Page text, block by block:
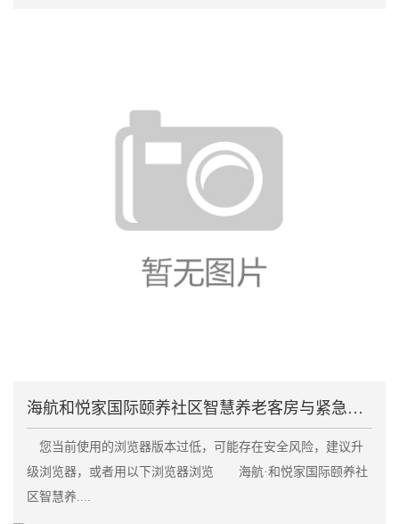
海航和悦家国际颐养社区智慧养老客房与紧急呼叫系统失
您当前使用的浏览器版本过低，可能存在安全风险，建议升
级浏览器，或者用以下浏览器浏览 海航·和悦家国际颐养社
区智慧养....